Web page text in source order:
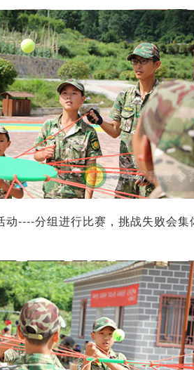
动----分组进行比赛，挑战失败会